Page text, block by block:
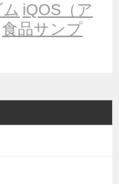
iQOS（ア
食品サンプ